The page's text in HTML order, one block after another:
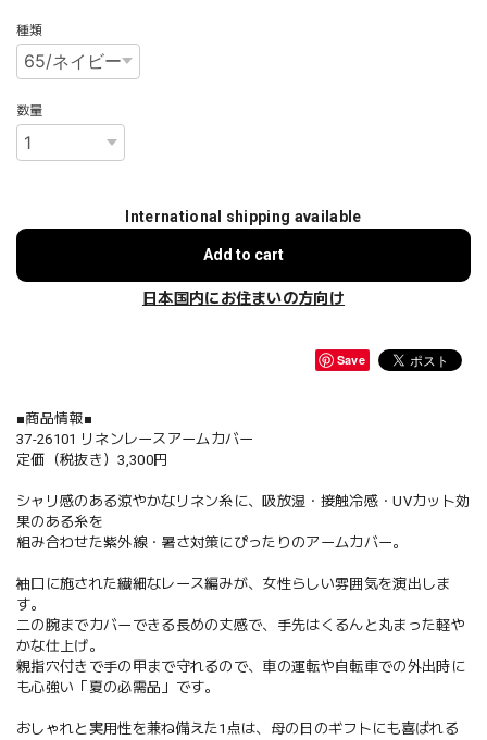
種類
数量
International shipping available
Add to cart
日本国内にお住まいの方向け
Save
■商品情報■
37-26101 リネンレースアームカバー
定価（税抜き）3,300円
シャリ感のある涼やかなリネン糸に、吸放湿・接触冷感・UVカット効
果のある糸を
組み合わせた紫外線・暑さ対策にぴったりのアームカバー。
袖口に施された繊細なレース編みが、女性らしい雰囲気を演出しま
す。
二の腕までカバーできる長めの丈感で、手先はくるんと丸まった軽や
かな仕上げ。
親指穴付きで手の甲まで守れるので、車の運転や自転車での外出時に
も心強い「夏の必需品」です。
おしゃれと実用性を兼ね備えた1点は、母の日のギフトにも喜ばれる